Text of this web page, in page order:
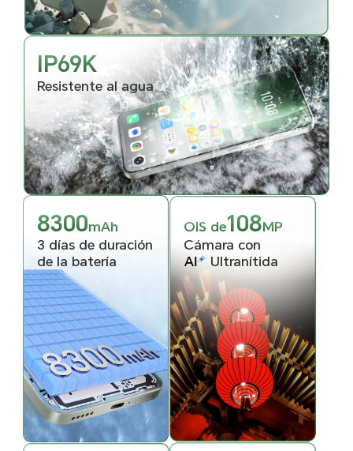
IP69K
Resistente al agua
8300mAh
3 días de duración
de la batería
OIS de108MP
Cámara con
Ultranítida